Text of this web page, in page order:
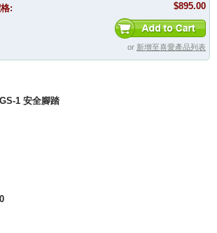
:
$895.00
or 新增至喜愛產品列表
1 安全腳踏